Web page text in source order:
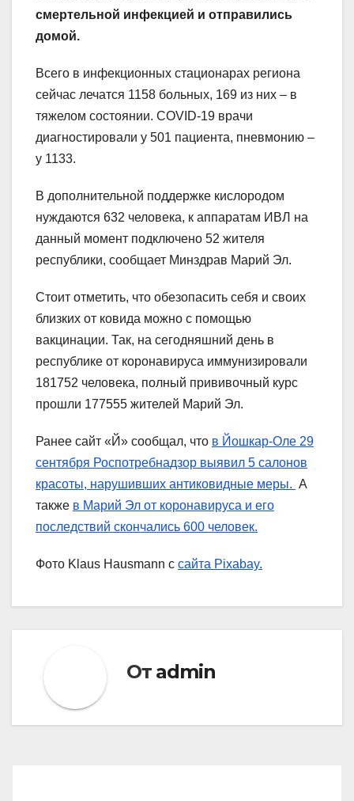
смертельной инфекцией и отправились
домой.
Всего в инфекционных стационарах региона
сейчас лечатся 1158 больных, 169 из них – в
тяжелом состоянии. COVID-19 врачи
диагностировали у 501 пациента, пневмонию –
у 1133.
В дополнительной поддержке кислородом
нуждаются 632 человека, к аппаратам ИВЛ на
данный момент подключено 52 жителя
республики, сообщает Минздрав Марий Эл.
Стоит отметить, что обезопасить себя и своих
близких от ковида можно с помощью
вакцинации. Так, на сегодняшний день в
республике от коронавируса иммунизировали
181752 человека, полный прививочный курс
прошли 177555 жителей Марий Эл.
Ранее сайт «Й» сообщал, что в Йошкар-Оле 29
сентября Роспотребнадзор выявил 5 салонов
красоты, нарушивших антиковидные меры. А
также в Марий Эл от коронавируса и его
последствий скончались 600 человек.
Фото Klaus Hausmann с сайта Pixabay.
От admin